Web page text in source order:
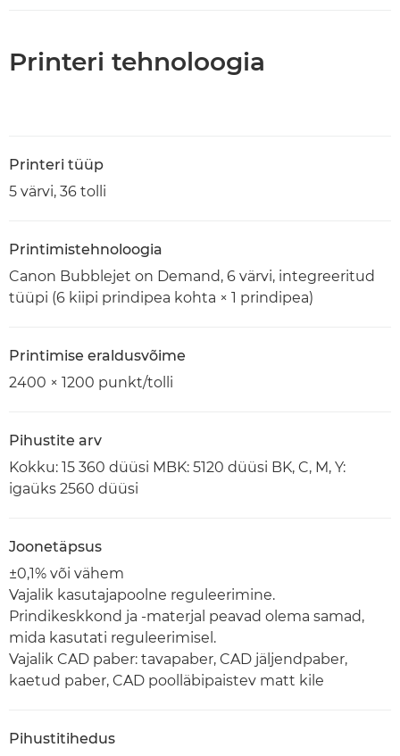
Printeri tehnoloogia
Printeri tüüp
5 värvi, 36 tolli
Printimistehnoloogia
Canon Bubblejet on Demand, 6 värvi, integreeritud
tüüpi (6 kiipi prindipea kohta × 1 prindipea)
Printimise eraldusvõime
2400 × 1200 punkt/tolli
Pihustite arv
Kokku: 15 360 düüsi MBK: 5120 düüsi BK, C, M, Y:
igaüks 2560 düüsi
Joonetäpsus
±0,1% või vähem
Vajalik kasutajapoolne reguleerimine.
Prindikeskkond ja -materjal peavad olema samad,
mida kasutati reguleerimisel.
Vajalik CAD paber: tavapaber, CAD jäljendpaber,
kaetud paber, CAD poolläbipaistev matt kile
Pihustitihedus